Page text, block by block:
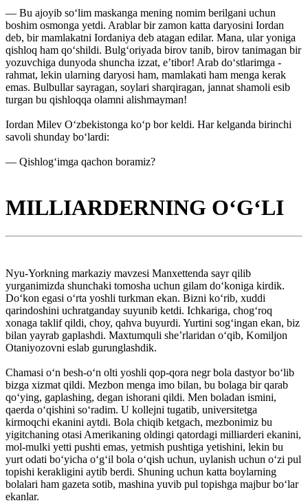
— Bu ajoyib so‘lim maskanga mening nomim berilgani uchun
boshim osmonga yetdi. Arablar bir zamon katta daryosini Iordan
deb, bir mamlakatni Iordaniya deb atagan edilar. Mana, ular yoniga
qishloq ham qo‘shildi. Bulg‘oriyada birov tanib, birov tanimagan bir
yozuvchiga dunyoda shuncha izzat, e’tibor! Arab do‘stlarimga ­
rahmat, lekin ularning daryosi ham, mamlakati ham menga kerak
emas. Bulbullar sayragan, soylari sharqiragan, ­jannat shamoli esib
turgan bu qishloqqa olamni alishmayman!
Iordan Milev O‘zbekistonga ko‘p bor keldi. Har ­kelganda birinchi
savoli shunday bo‘lardi:
— Qishlog‘imga qachon boramiz?
MILLIARDERNING O‘G‘LI
Nyu-Yorkning markaziy mavzesi Manxettenda sayr qilib
yurganimizda shunchaki tomosha uchun gilam do‘koniga kirdik.
Do‘kon egasi o‘rta yoshli turkman ekan. Bizni ko‘rib, xuddi
qarindoshini uchratganday suyunib ketdi. Ichkariga, chog‘roq
xonaga taklif qildi, choy, qahva buyurdi. Yurtini sog‘ingan ekan, biz
bilan yayrab gaplashdi. Maxtumquli she’rlaridan o‘qib, Komiljon
Otaniyozovni eslab gurunglashdik.
Chamasi o‘n besh-o‘n olti yoshli qop-qora negr bola dastyor bo‘lib
bizga xizmat qildi. Mezbon menga imo bilan, bu bolaga bir qarab
qo‘ying, gaplashing, degan ishorani qildi. Men boladan ismini,
qaerda o‘qishini so‘radim. U kollejni tugatib, universitetga
kirmoqchi ekanini aytdi. Bola chiqib ketgach, mezbonimiz bu
yigitchaning otasi Amerikaning oldingi qatordagi milliarderi ekanini,
mol-mulki yetti pushti emas, yetmish pushtiga yetishini, lekin bu
yurt odati bo‘yicha o‘g‘il bola o‘qish uchun, uylanish uchun o‘zi pul
topishi kerakligini aytib berdi. Shuning uchun katta boylarning
bolalari ham gazeta sotib, mashina yuvib pul topishga majbur bo‘lar
ekanlar.